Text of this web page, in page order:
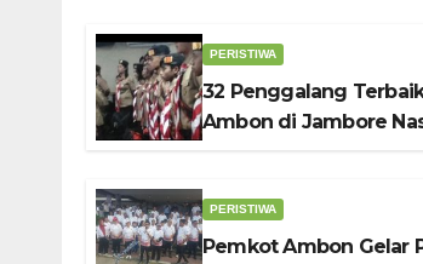
PERISTIWA
32 Penggalang
Ambon di Jambore
PERISTIWA
Pemkot Ambon Gelar